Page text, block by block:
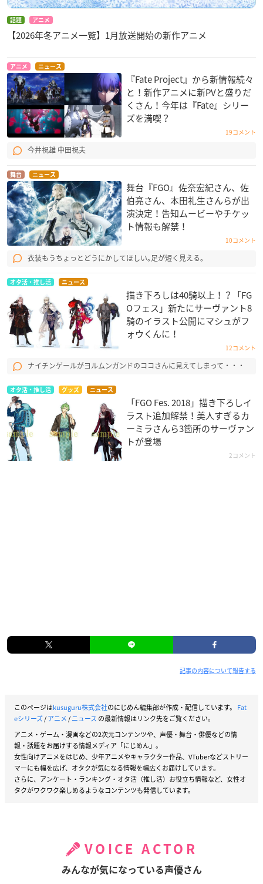
話題 アニメ
【2026年冬アニメ一覧】1月放送開始の新作アニメ
アニメ ニュース
『Fate Project』から新情報続々
と！新作アニメに新PVと盛りだ
くさん！今年は『Fate』シリー
ズを満喫？
19コメント
今井祝雄 中田祝夫
舞台 ニュース
舞台『FGO』佐奈宏紀さん、佐
伯亮さん、本田礼生さんらが出
演決定！告知ムービーやチケッ
ト情報も解禁！
10コメント
衣装もうちょっとどうにかしてほしい｡足が短く見える｡
オタ活・推し活 ニュース
描き下ろしは40騎以上！？「FG
Oフェス」新たにサーヴァント8
騎のイラスト公開にマシュがフ
ォウくんに！
12コメント
ナイチンゲールがヨルムンガンドのココさんに見えてしまって・・・
オタ活・推し活 グッズ ニュース
「FGO Fes. 2018​」描き下ろしイ
ラスト追加解禁！美人すぎるカ
ーミラさんら3箇所のサーヴァン
トが登場
2コメント
記事の内容について報告する
このページはkusuguru株式会社のにじめん編集部が作成・配信しています。 Fat
eシリーズ/アニメ/ニュース の最新情報はリンク先をご覧ください。
アニメ・ゲーム・漫画などの2次元コンテンツや、声優・舞台・俳優などの情
報・話題をお届けする情報メディア「にじめん」。
女性向けアニメをはじめ、少年アニメやキャラクター作品、VTuberなどストリー
マーにも幅を広げ、オタクが気になる情報を幅広くお届けしています。
さらに、アンケート・ランキング・オタ活（推し活）お役立ち情報など、女性オ
タクがワクワク楽しめるようなコンテンツも発信しています。
VOICE ACTOR
みんなが気になっている声優さん